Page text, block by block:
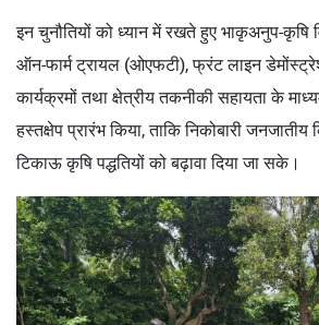
इन चुनौतियों को ध्यान में रखते हुए भाकृअनुप-कृषि
ऑन-फार्म ट्रायल (ओएफटी), फ्रंट लाइन
कार्यक्रमों तथा क्षेत्रीय तकनीकी सहायता के
हस्तक्षेप प्रारंभ किया, ताकि निकोबारी जनजातीय
टिकाऊ कृषि पद्धतियों को बढ़ावा दिया जा सके।